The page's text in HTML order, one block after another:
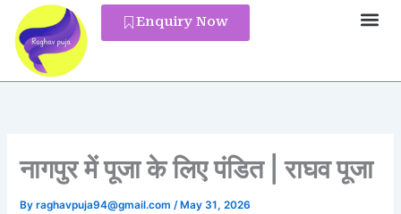
content
Enquiry Now
नागपुर में पूजा के लिए पंडित | राघव पूजा
Byraghavpuja94@gmail.com/ May 31, 2026